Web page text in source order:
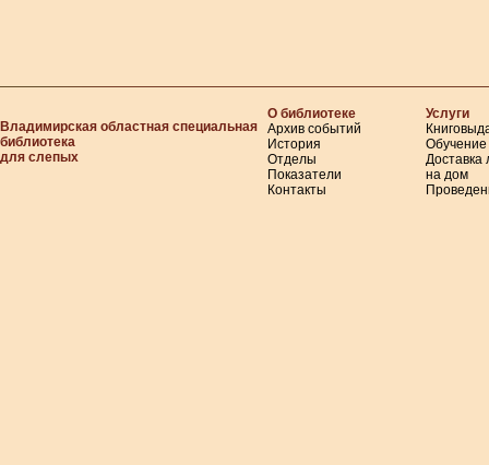
Владимирская областная специальная
библиотека
для слепых
О библиотеке
Архив событий
История
Отделы
Показатели
Контакты
Услуги
Обучение
Доставка
на дом